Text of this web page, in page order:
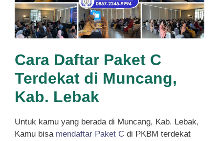
Cara Daftar Paket C
Terdekat di Muncang,
Kab. Lebak
Untuk kamu yang berada di Muncang, Kab. Lebak,
Kamu bisa mendaftar Paket C di PKBM terdekat